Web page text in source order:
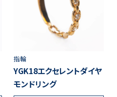
指輪
YGK18エクセレントダイヤ
モンドリング